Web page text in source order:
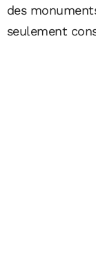
des
seulement